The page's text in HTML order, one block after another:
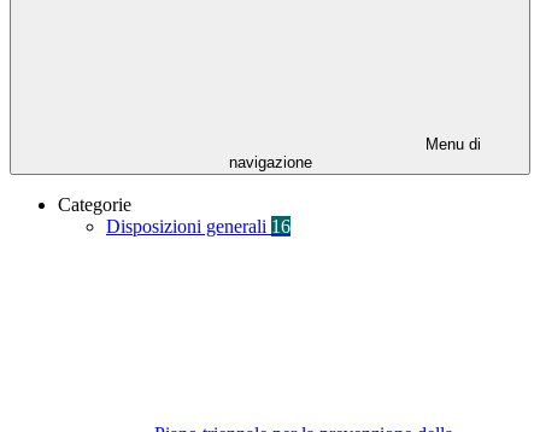
Menu di
navigazione
Categorie
Disposizioni generali 16